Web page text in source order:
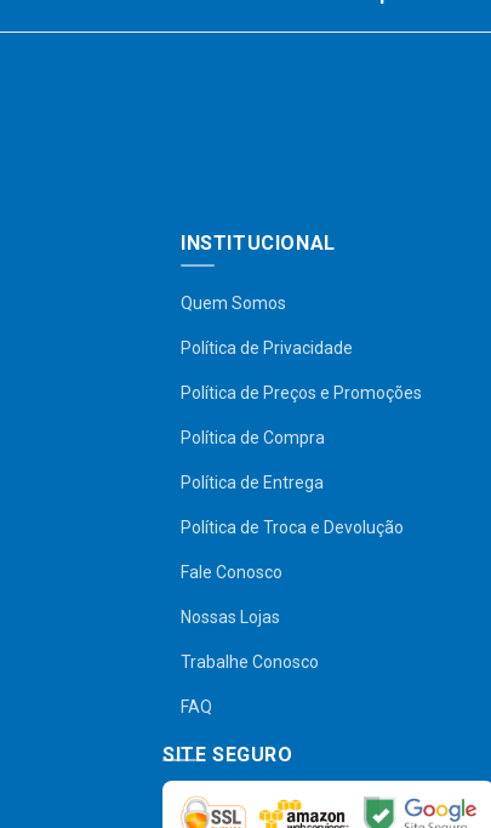
INSTITUCIONAL
Quem Somos
Política de Privacidade
Política de Preços e Promoções
Política de Compra
Política de Entrega
Política de Troca e Devolução
Fale Conosco
Nossas Lojas
Trabalhe Conosco
FAQ
SITE SEGURO